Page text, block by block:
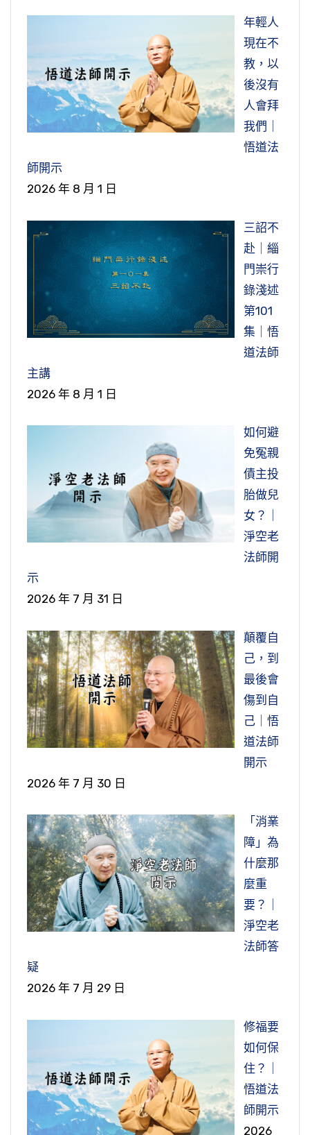
年輕人
現在不
教，以
後沒有
人會拜
我們｜
悟道法
師開示
2026 年 8 月 1 日
三詔不
赴｜緇
門崇行
錄淺述
第101
集｜悟
道法師
主講
2026 年 8 月 1 日
如何避
免冤親
債主投
胎做兒
女？｜
淨空老
法師開
示
2026 年 7 月 31 日
顛覆自
己，到
最後會
傷到自
己｜悟
道法師
開示
2026 年 7 月 30 日
「消業
障」為
什麼那
麼重
要？｜
淨空老
法師答
疑
2026 年 7 月 29 日
修福要
如何保
住？｜
悟道法
師開示
2026